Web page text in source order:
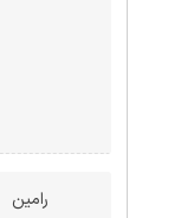
رامین